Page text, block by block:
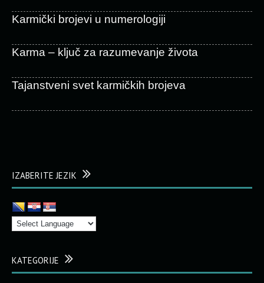
Karmički brojevi u numerologiji
Karma – ključ za razumevanje života
Tajanstveni svet karmičkih brojeva
IZABERITE JEZIK
KATEGORIJE